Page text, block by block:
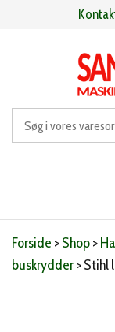
Sandby
Forside >Shop>
buskrydder>Stihl